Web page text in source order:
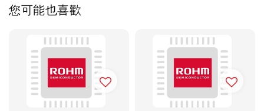
您可能也喜歡